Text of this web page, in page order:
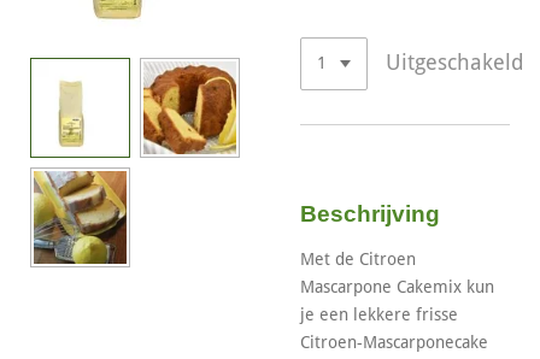
Uitgeschakeld
Beschrijving
Met de Citroen
Mascarpone Cakemix kun
je een lekkere frisse
Citroen-Mascarponecake